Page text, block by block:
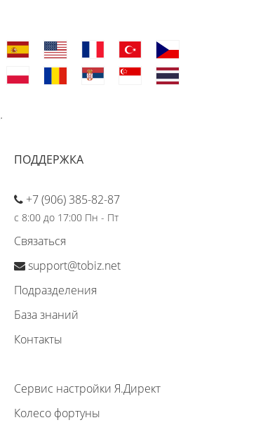
.
ПОДДЕРЖКА
+7 (906) 385-82-87
с 8:00 до 17:00 Пн - Пт
Связаться
support@tobiz.net
Подразделения
База знаний
Контакты
Сервис настройки Я.Директ
Колесо фортуны